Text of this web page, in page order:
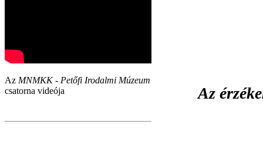
Az MNMKK - Petőfi Irodalmi Múzeum
csatorna videója
Az